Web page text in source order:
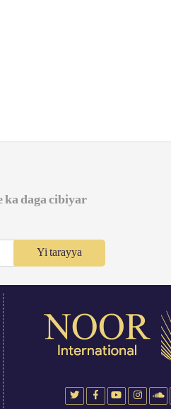
ka daga cibiyar
Yi tarayya